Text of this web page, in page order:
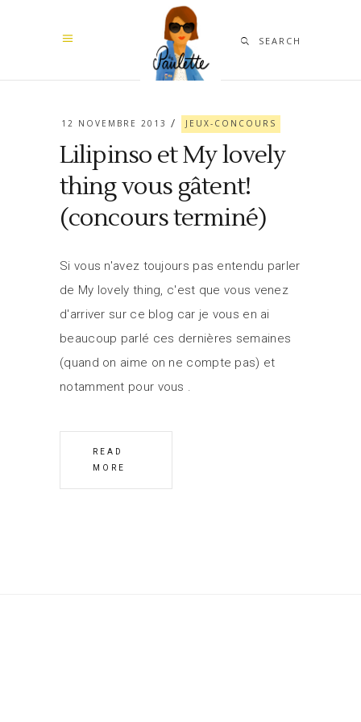
SEARCH
12 NOVEMBRE 2013 JEUX-CONCOURS
Lilipinso et My lovely
thing vous gâtent!
(concours terminé)
Si vous n'avez toujours pas entendu parler
de My lovely thing, c'est que vous venez
d'arriver sur ce blog car je vous en ai
beaucoup parlé ces dernières semaines
(quand on aime on ne compte pas) et
notamment pour vous
READ
MORE